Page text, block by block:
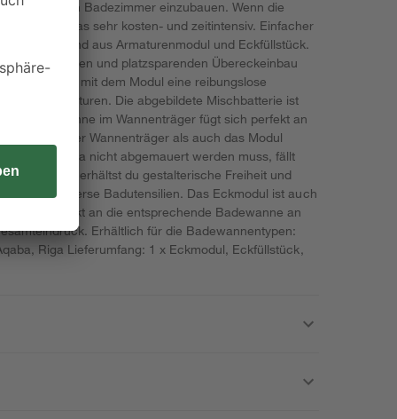
in sein Badezimmer einzubauen. Wenn die
ist das sehr kosten- und zeitintensiv. Einfacher
bestehend aus Armaturenmodul und Eckfüllstück.
sicheren und platzsparenden Übereckeinbau
und bietet mit dem Modul eine reibungslose
Aufputzarmaturen. Die abgebildete Mischbatterie ist
Badewanne im Wannenträger fügt sich perfekt an
Sowohl der Wannenträger als auch das Modul
werden. Da nicht abgemauert werden muss, fällt
Modul erhältst du gestalterische Freiheit und
für diverse Badutensilien. Das Eckmodul ist auch
sich perfekt an die entsprechende Badewanne an
Erhältlich für die Badewannentypen:
Riga Lieferumfang: 1 x Eckmodul, Eckfüllstück,